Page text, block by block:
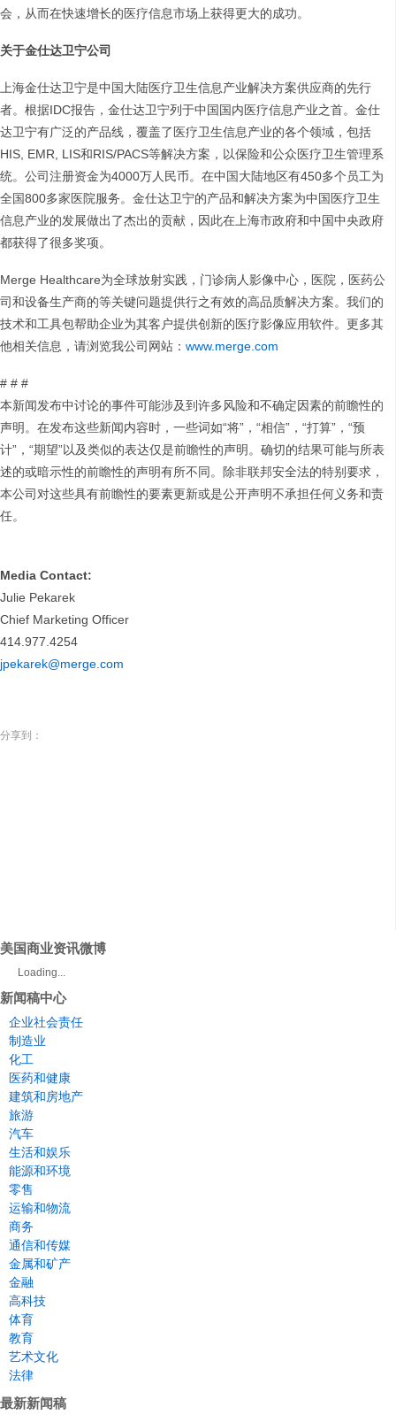
会，从而在快速增长的医疗信息市场上获得更大的成功。
关于金仕达卫宁公司
上海金仕达卫宁是中国大陆医疗卫生信息产业解决方案供应商的先行
者。根据IDC报告，金仕达卫宁列于中国国内医疗信息产业之首。金仕
达卫宁有广泛的产品线，覆盖了医疗卫生信息产业的各个领域，包括
HIS, EMR, LIS和RIS/PACS等解决方案，以保险和公众医疗卫生管理系
统。公司注册资金为4000万人民币。在中国大陆地区有450多个员工为
全国800多家医院服务。金仕达卫宁的产品和解决方案为中国医疗卫生
信息产业的发展做出了杰出的贡献，因此在上海市政府和中国中央政府
都获得了很多奖项。
Merge Healthcare为全球放射实践，门诊病人影像中心，医院，医药公
司和设备生产商的等关键问题提供行之有效的高品质解决方案。我们的
技术和工具包帮助企业为其客户提供创新的医疗影像应用软件。更多其
他相关信息，请浏览我公司网站： www.merge.com
# # #
本新闻发布中讨论的事件可能涉及到许多风险和不确定因素的前瞻性的
声明。在发布这些新闻内容时，一些词如“将”，“相信”，“打算”，“预
计”，“期望”以及类似的表达仅是前瞻性的声明。确切的结果可能与所表
述的或暗示性的前瞻性的声明有所不同。除非联邦安全法的特别要求，
本公司对这些具有前瞻性的要素更新或是公开声明不承担任何义务和责
任。
Media Contact:
Julie Pekarek
Chief Marketing Officer
414.977.4254
jpekarek@merge.com
分享到：
美国商业资讯微博
Loading...
新闻稿中心
企业社会责任
制造业
化工
医药和健康
建筑和房地产
旅游
汽车
生活和娱乐
能源和环境
零售
运输和物流
商务
通信和传媒
金属和矿产
金融
高科技
体育
教育
艺术文化
法律
最新新闻稿